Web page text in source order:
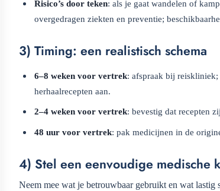
Risico’s door teken: als je gaat wandelen of
overgedragen ziekten en preventie;
3) Timing: een realistisch schema
6–8 weken voor vertrek: afspraak bij reiskliniek;
herhaalrecepten aan.
2–4 weken voor vertrek: bevestig dat recepten
48 uur voor vertrek: pak medicijnen in de
4) Stel een eenvoudige medische
Neem mee wat je betrouwbaar gebruikt en wat lastig